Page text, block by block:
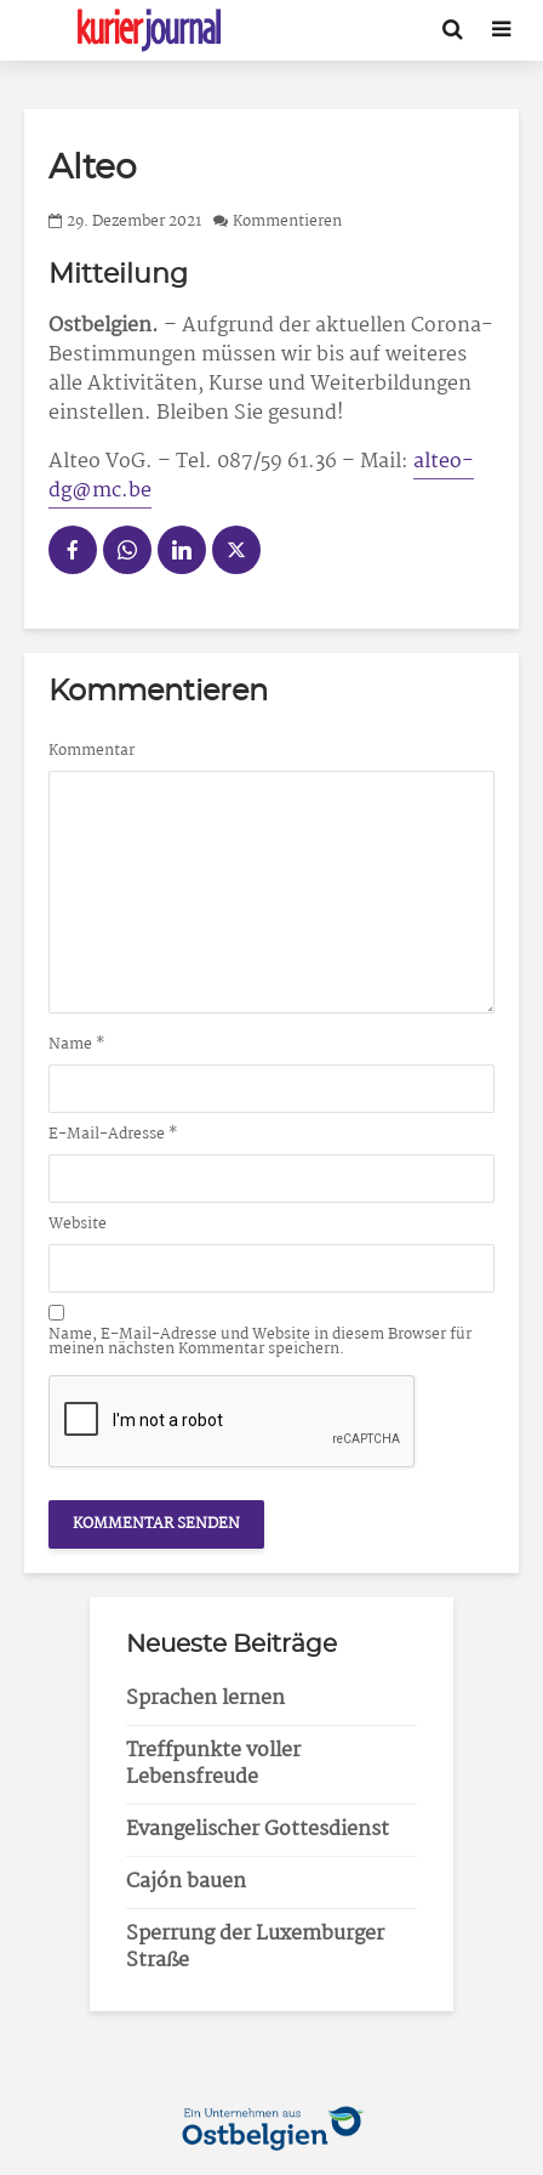
Alteo
29. Dezember 2021 Kommentieren
Mitteilung
Ostbelgien. – Aufgrund der aktuellen Corona-
Bestimmungen müssen wir bis auf weiteres
alle Aktivitäten, Kurse und Weiterbildungen
einstellen. Bleiben Sie gesund!
Alteo VoG. – Tel. 087/59 61.36 – Mail: alteo-
dg@mc.be
Kommentieren
Kommentar
Name *
E-Mail-Adresse *
Website
Name, E-Mail-Adresse und Website in diesem Browser für
meinen nächsten Kommentar speichern.
Neueste Beiträge
Sprachen lernen
Treffpunkte voller
Lebensfreude
Evangelischer Gottesdienst
Cajón bauen
Sperrung der Luxemburger
Straße